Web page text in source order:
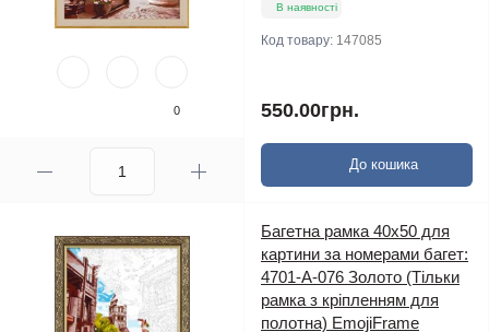
0
В наявності
Код товару: 147085
550.00грн.
До кошика
Багетна рамка 40х50 для
картини за номерами багет:
4701-A-076 Золото (Тільки
рамка з кріпленням для
полотна) EmojiFrame